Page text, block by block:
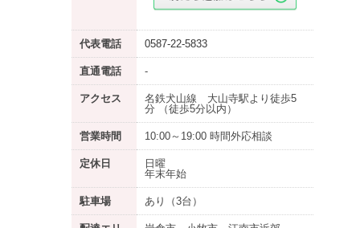
代表電話 0587-22-5833
直通電話 -
アクセス
名鉄犬山線 大山寺駅より徒歩5
分 （徒歩5分以内）
営業時間 10:00～19:00 時間外応相談
定休日
日曜
年末年始
駐車場 あり （3台）